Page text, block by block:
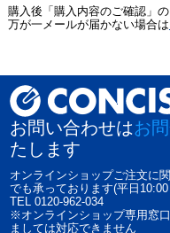
購入後「購入内容のご確認」
万が一メールが届かない場合は
お問い合わせはお
たします
オンラインショップご注文に
でも承っております(平日
TEL 0120-962-034
※オンラインショップ専用窓
ましては対応できません